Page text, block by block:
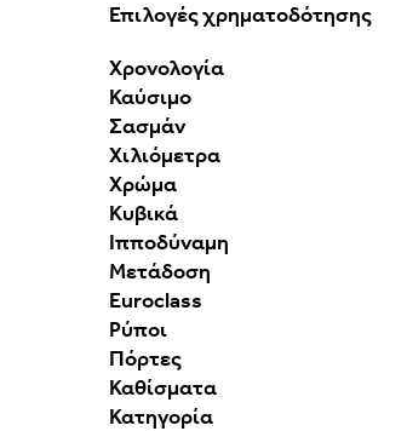
Επιλογές χρηματοδότησης
Χρονολογία
Καύσιμο
Σασμάν
Χιλιόμετρα
Χρώμα
Κυβικά
Ιπποδύναμη
Μετάδοση
Euroclass
Ρύποι
Πόρτες
Καθίσματα
Κατηγορία